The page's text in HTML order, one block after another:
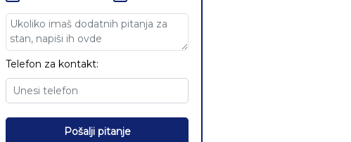
Telefon za kontakt:
Pošalji pitanje